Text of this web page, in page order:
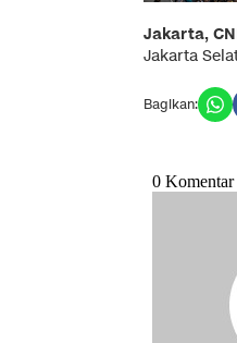
Jakarta,
Jakarta
Bagikan: